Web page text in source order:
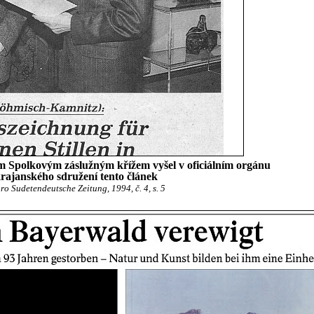
Spolkovým záslužným křížem vyšel v oficiálním orgánu
sdružení tento článek
Sudetendeutsche Zeitung, 1994, č. 4, s. 5